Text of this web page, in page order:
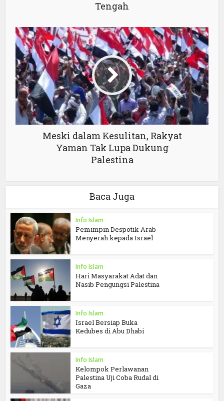
Tengah
Meski dalam Kesulitan, Rakyat
Yaman Tak Lupa Dukung
Palestina
Baca Juga
Info Islam
Pemimpin Despotik Arab
Menyerah kepada Israel
Info Islam
Hari Masyarakat Adat dan
Nasib Pengungsi Palestina
Info Islam
Israel Bersiap Buka
Kedubes di Abu Dhabi
Info Islam
Kelompok Perlawanan
Palestina Uji Coba Rudal di
Gaza